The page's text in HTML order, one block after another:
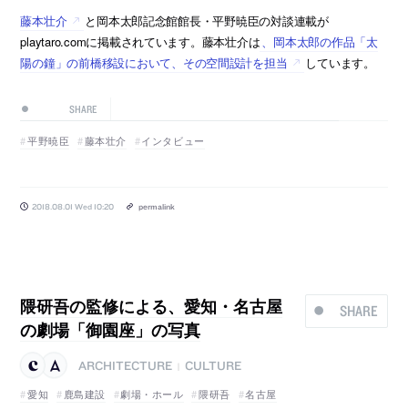
藤本壮介
と岡本太郎記念館館長・平野暁臣の対談連載が
playtaro.comに掲載されています。藤本壮介は
、岡本太郎の作品「太
陽の鐘」の前橋移設において、その空間設計を担当
しています。
SHARE
平野暁臣 藤本壮介 インタビュー
2018.08.01 Wed 10:20 permalink
SHARE
隈研吾の監修による、愛知・名古屋
の劇場「御園座」の写真
ARCHITECTURE
CULTURE
愛知
鹿島建設 劇場・ホール 隈研吾 名古屋